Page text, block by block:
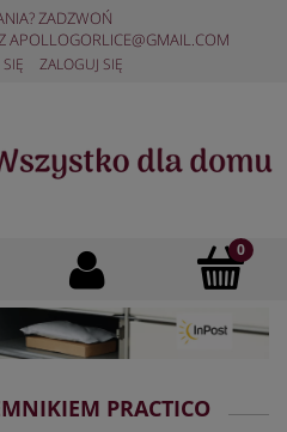
ZADZWOŃ
APOLLOGORLICE@GMAIL.COM
SIĘ ZALOGUJ SIĘ
PRACTICO